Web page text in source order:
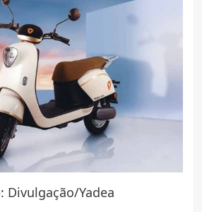
Divulgação/Yadea